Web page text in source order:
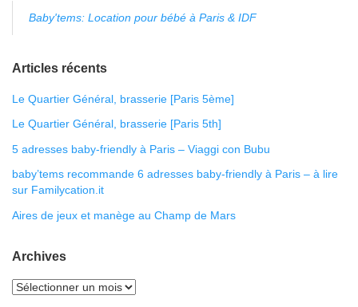
Baby'tems: Location pour bébé à Paris & IDF
Articles récents
Le Quartier Général, brasserie [Paris 5ème]
Le Quartier Général, brasserie [Paris 5th]
5 adresses baby-friendly à Paris – Viaggi con Bubu
baby’tems recommande 6 adresses baby-friendly à Paris – à lire
sur Familycation.it
Aires de jeux et manège au Champ de Mars
Archives